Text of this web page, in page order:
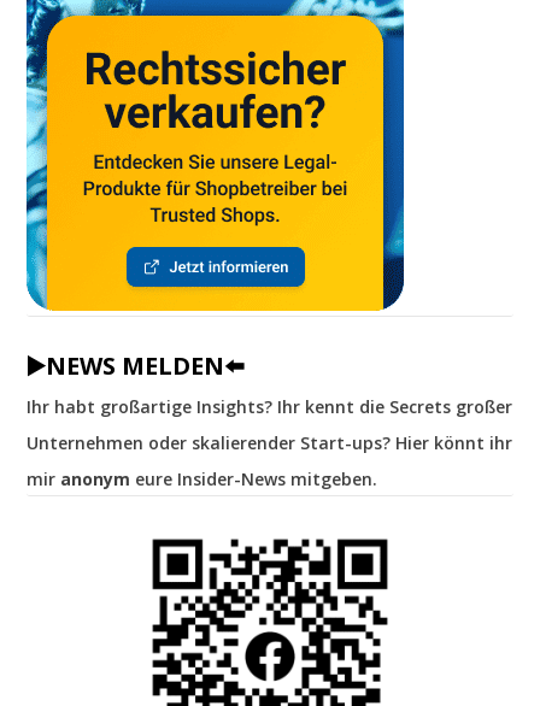
▶️NEWS MELDEN⬅️
Ihr habt großartige Insights? Ihr kennt die Secrets großer
Unternehmen oder skalierender Start-ups? Hier könnt ihr
mir anonym eure Insider-News mitgeben.